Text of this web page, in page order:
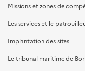
Missions et zones de
Les services et le
Implantation des sites
Le tribunal maritime de